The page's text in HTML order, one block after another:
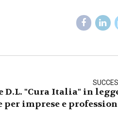
D.L. "Cura Italia" in
per imprese e